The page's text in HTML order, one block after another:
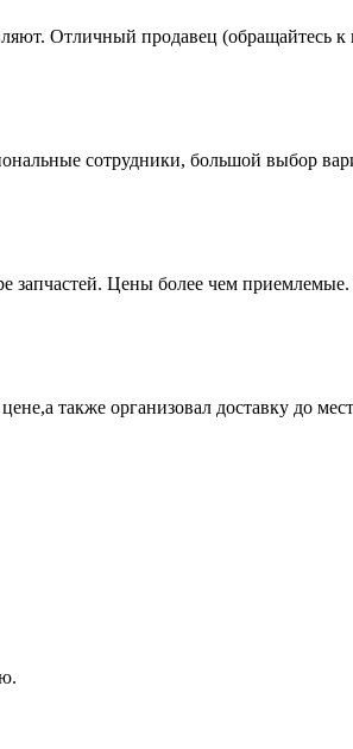
Отличный продавец (обращайтесь к
сотрудники, большой выбор
запчастей. Цены более чем
также организовал доставку до